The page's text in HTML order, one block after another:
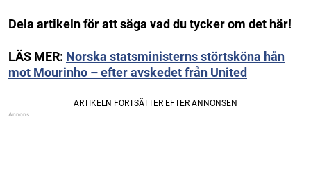
Dela artikeln för att säga vad du tycker om det här!
LÄS MER: Norska statsministerns störtsköna hån
mot Mourinho – efter avskedet från United